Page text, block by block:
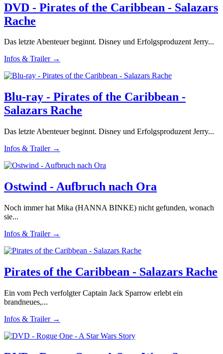
DVD - Pirates of the Caribbean - Salazars
Rache
Das letzte Abenteuer beginnt. Disney und Erfolgsproduzent Jerry...
Infos & Trailer →
Blu-ray - Pirates of the Caribbean -
Salazars Rache
Das letzte Abenteuer beginnt. Disney und Erfolgsproduzent Jerry...
Infos & Trailer →
Ostwind - Aufbruch nach Ora
Noch immer hat Mika (HANNA BINKE) nicht gefunden, wonach
sie...
Infos & Trailer →
Pirates of the Caribbean - Salazars Rache
Ein vom Pech verfolgter Captain Jack Sparrow erlebt ein
brandneues,...
Infos & Trailer →